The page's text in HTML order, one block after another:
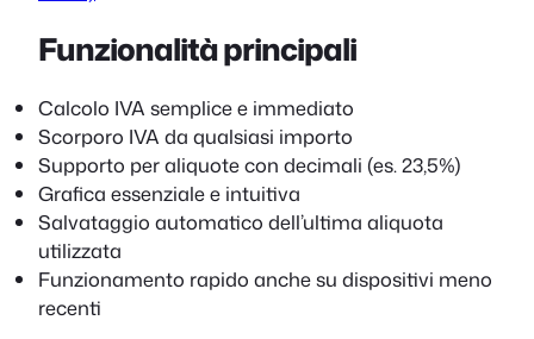
Funzionalità principali
Calcolo IVA semplice e immediato
Scorporo IVA da qualsiasi importo
Supporto per aliquote con decimali (es. 23,5%)
Grafica essenziale e intuitiva
Salvataggio automatico dell’ultima aliquota
utilizzata
Funzionamento rapido anche su dispositivi meno
recenti